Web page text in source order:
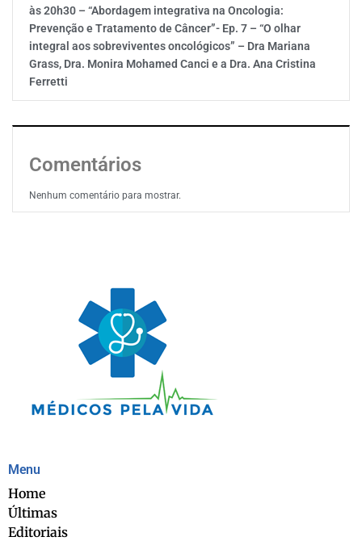
às 20h30 – “Abordagem integrativa na Oncologia:
Prevenção e Tratamento de Câncer”- Ep. 7 – “O olhar
integral aos sobreviventes oncológicos” – Dra Mariana
Grass, Dra. Monira Mohamed Canci e a Dra. Ana Cristina
Ferretti
Comentários
Nenhum comentário para mostrar.
Menu
Home
Últimas
Editoriais